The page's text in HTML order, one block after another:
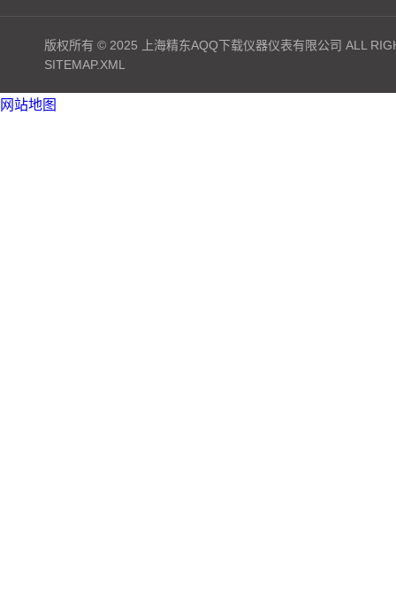
版权所有 © 2025 上海精东AQQ下载仪器仪表有限公司 ALL
SITEMAP.XML
网站地图